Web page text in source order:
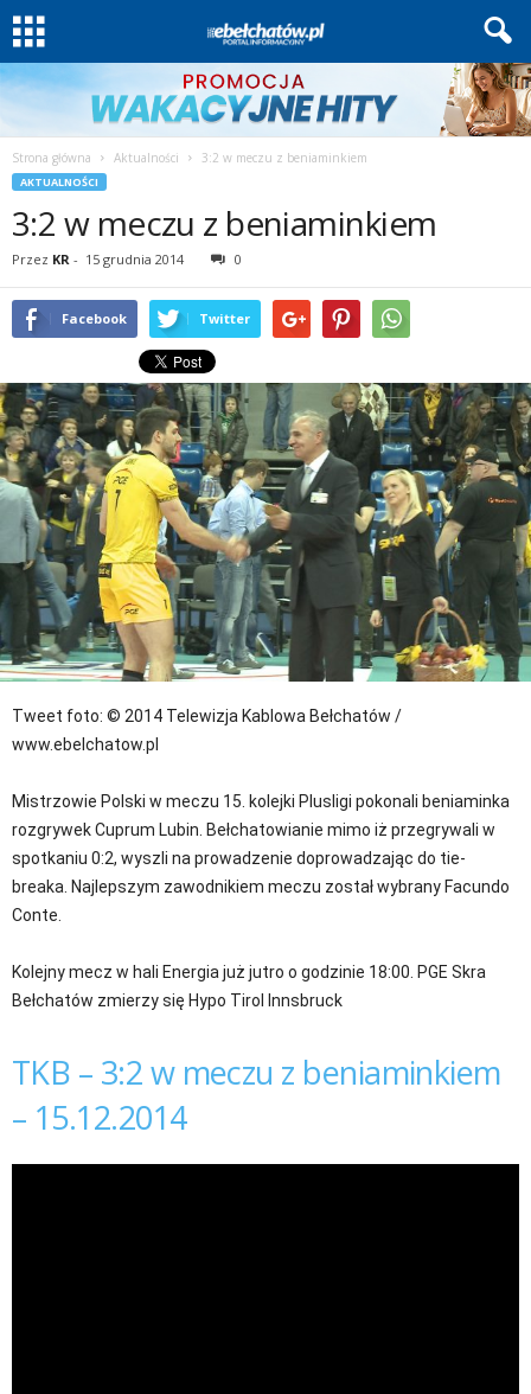
Strona główna Aktualności 3:2 w meczu z beniaminkiem
AKTUALNOŚCI
3:2 w meczu z beniaminkiem
Przez KR - 15 grudnia 2014 0
Facebook Twitter
Tweet foto: © 2014 Telewizja Kablowa Bełchatów /
www.ebelchatow.pl
Mistrzowie Polski w meczu 15. kolejki Plusligi pokonali beniaminka
rozgrywek Cuprum Lubin. Bełchatowianie mimo iż przegrywali w
spotkaniu 0:2, wyszli na prowadzenie doprowadzając do tie-
breaka. Najlepszym zawodnikiem meczu został wybrany Facundo
Conte.
Kolejny mecz w hali Energia już jutro o godzinie 18:00. PGE Skra
Bełchatów zmierzy się Hypo Tirol Innsbruck
TKB – 3:2 w meczu z beniaminkiem
– 15.12.2014